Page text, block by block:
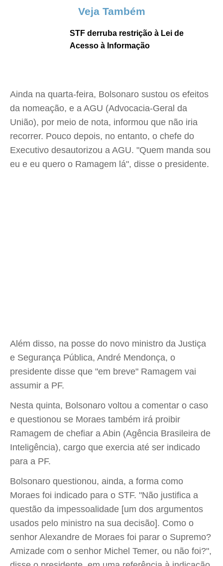
Veja Também
STF derruba restrição à Lei de
Acesso à Informação
Ainda na quarta-feira, Bolsonaro sustou os efeitos
da nomeação, e a AGU (Advocacia-Geral da
União), por meio de nota, informou que não iria
recorrer. Pouco depois, no entanto, o chefe do
Executivo desautorizou a AGU. "Quem manda sou
eu e eu quero o Ramagem lá", disse o presidente.
Além disso, na posse do novo ministro da Justiça
e Segurança Pública, André Mendonça, o
presidente disse que "em breve" Ramagem vai
assumir a PF.
Nesta quinta, Bolsonaro voltou a comentar o caso
e questionou se Moraes também irá proibir
Ramagem de chefiar a Abin (Agência Brasileira de
Inteligência), cargo que exercia até ser indicado
para a PF.
Bolsonaro questionou, ainda, a forma como
Moraes foi indicado para o STF. "Não justifica a
questão da impessoalidade [um dos argumentos
usados pelo ministro na sua decisão]. Como o
senhor Alexandre de Moraes foi parar o Supremo?
Amizade com o senhor Michel Temer, ou não foi?",